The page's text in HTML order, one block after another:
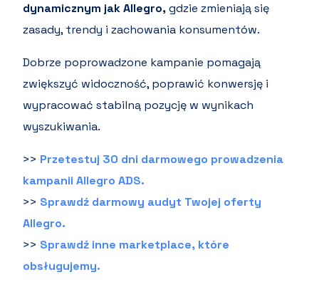
dynamicznym jak Allegro,gdzie zmieniają się
zasady, trendy i zachowania konsumentów.
Dobrze poprowadzone kampanie pomagają
zwiększyć widoczność, poprawić konwersję i
wypracować stabilną pozycję w wynikach
wyszukiwania.
>> Przetestuj 30 dni darmowego prowadzenia
kampanii Allegro ADS.
>> Sprawdź darmowy audyt Twojej oferty
Allegro.
>> Sprawdź inne marketplace, które
obsługujemy.